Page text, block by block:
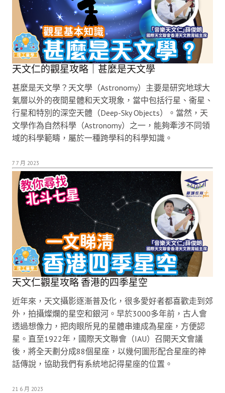
天文仁的觀星攻略｜甚麼是天文學
甚麼是天文學？天文學（Astronomy）主要是研究地球大
氣層以外的夜間星體和天文現象，當中包括行星、衞星、
行星和特別的深空天體（Deep-Sky Objects）。當然，天
文學作為自然科學（Astronomy）之一，能夠牽涉不同領
域的科學範疇，屬於一種跨學科的科學知識。
7 7 月 2023
天文仁觀星攻略 香港的四季星空
近年來，天文攝影逐漸普及化，很多愛好者都喜歡走到郊
外，拍攝燦爛的星空和銀河。早於3000多年前，古人會
透過想像力，把肉眼所見的星體串連成為星座，方便認
星。直至1922年，國際天文聯會（IAU）召開天文會議
後，將全天劃分成88個星座，以幾何圖形配合星座的神
話傳說，協助我們有系統地記得星座的位置。
21 6 月 2023